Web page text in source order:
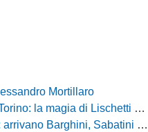
Mortillaro
Lischetti non basta, Abate passa 3-1
Barghini, Sabatini e Sgrò